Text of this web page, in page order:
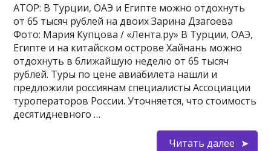
АТОР: В Турции, ОАЭ и Египте можно отдохнуть
от 65 тысяч рублей на двоих Зарина Дзагоева
Фото: Мария Купцова / «Лента.ру» В Турции, ОАЭ,
Египте и на китайском острове Хайнань можно
отдохнуть в ближайшую неделю от 65 тысяч
рублей. Туры по цене авиабилета нашли и
предложили россиянам специалисты Ассоциации
туроператоров России. Уточняется, что стоимость
десятидневного …
Читать далее